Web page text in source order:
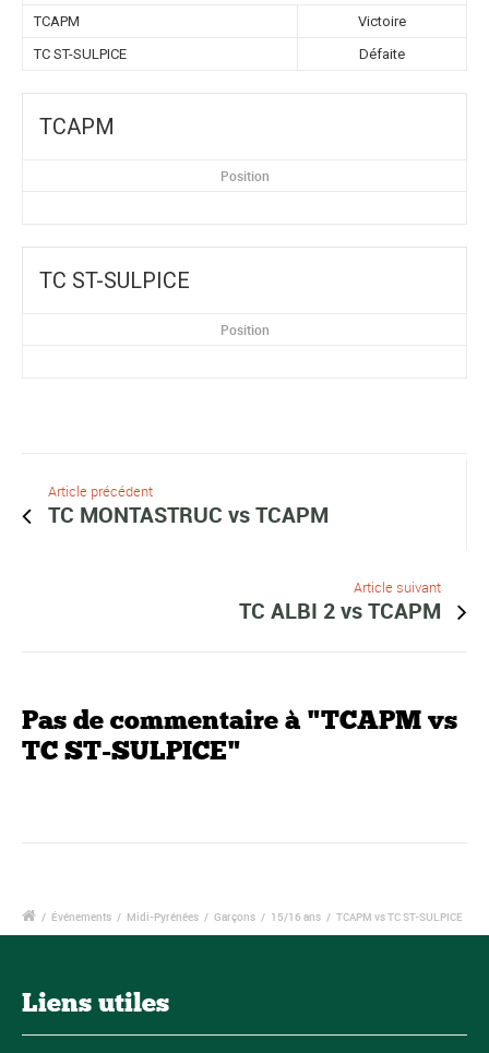
TCAPM
Victoire
TC ST-SULPICE
Défaite
TCAPM
Position
TC ST-SULPICE
Position
Article précédent
TC MONTASTRUC vs TCAPM
Article suivant
TC ALBI 2 vs TCAPM
Pas de commentaire à "TCAPM vs
TC ST-SULPICE"
/ Événements / Midi-Pyrénées / Garçons / 15/16 ans / TCAPM vs TC ST-SULPICE
Liens utiles